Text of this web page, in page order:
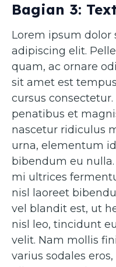
Bagian 3:
Lorem ipsum dolor
adipiscing elit.
quam, ac ornare
sit amet est
cursus
penatibus et
nascetur ridiculus
urna, elementum
bibendum eu
mi ultrices
nisl laoreet
vel blandit est, ut
nisl leo, tincidunt
velit. Nam mollis
varius sodales